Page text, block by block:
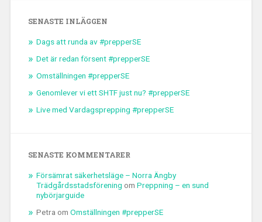
SENASTE INLÄGGEN
Dags att runda av #prepperSE
Det är redan försent #prepperSE
Omställningen #prepperSE
Genomlever vi ett SHTF just nu? #prepperSE
Live med Vardagsprepping #prepperSE
SENASTE KOMMENTARER
Försämrat säkerhetsläge – Norra Ängby
Trädgårdsstadsförening om Preppning – en sund
nybörjarguide
Petra om Omställningen #prepperSE